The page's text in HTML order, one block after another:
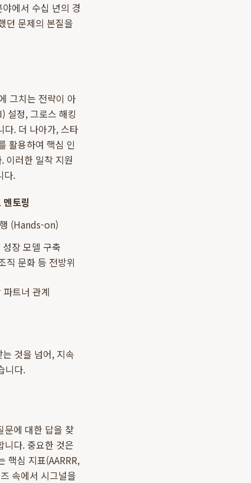
에서 수십 년의 경
던 문제의 본질을
그치는 전략이 아
설정, 그로스 해킹
다. 더 나아가, 스타
활용하여 핵심 인
이러한 밀착 지원
다.
토링
(Hands-on)
장 모델 구축
직 문화 등 전방위
트너 관계
는 것을 넘어, 지속
니다.
문에 대한 답을 찾
니다. 중요한 것은
핵심 지표(AARRR,
속에서 시그널을